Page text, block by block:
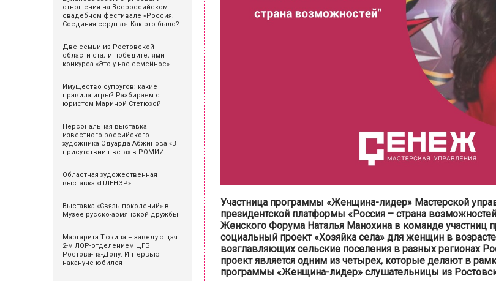
отношения на Всероссийском
свадебном фестивале «Россия.
Соединяя сердца». Как это было?
Две семьи из Ростовской
области стали победителями
конкурса «Это у нас семейное»
Имущество супругов: какие
правила игры? Разбираем с
юристом Мариной Стетюхой
Персональная выставка
известного российского
художника Эдуарда Абжинова «В
присутствии цвета» в РОМИИ
Областная художественная
выставка «ПЛЕНЭР»
Выставка «Связь поколений» в
Музее русско-армянской дружбы
Маргарита Тюкина – заведующая
2-м ЛОР-отделением ЦГБ
Ростова-на-Дону. Интервью
накануне юбилея
Участница программы «Женщина-лидер» Мастерской
президентской платформы «Россия – страна
Женского Форума Наталья Манохина в команде участниц
социальный проект «Хозяйка села» для женщин в
возглавляющих сельские поселения в разных регионах
проект является одним из четырех, которые делают в
программы «Женщина-лидер» слушательницы из